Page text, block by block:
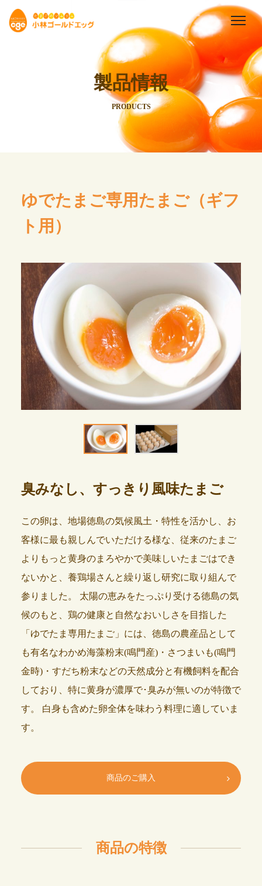
製品情報
PRODUCTS
ゆでたまご専用たまご（ギフ
ト用）
臭みなし、すっきり風味たまご
この卵は、地場徳島の気候風土・特性を活かし、お
客様に最も親しんでいただける様な、従来のたまご
よりもっと黄身のまろやかで美味しいたまごはでき
ないかと、養鶏場さんと繰り返し研究に取り組んで
参りました。
太陽の恵みをたっぷり受ける徳島の気
候のもと、鶏の健康と自然なおいしさを目指した
「ゆでたま専用たまご」には、徳島の農産品として
も有名なわかめ海藻粉末(鳴門産)・さつまいも(鳴門
金時)・すだち粉末などの天然成分と有機飼料を配合
しており、特に黄身が濃厚で･臭みが無いのが特徴で
す。 白身も含めた卵全体を味わう料理に適していま
す。
商品のご購入
商品の特徴